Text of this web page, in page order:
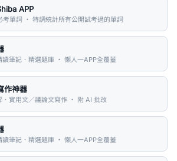
APP
考單詞 ・ 特調統計所有公開試考過的單詞
讀筆記．精選題庫 ・ 懶人一APP全覆蓋
作神器
．實用文／議論文寫作 ・ 附 AI 批改
讀筆記．精選題庫 ・ 懶人一APP全覆蓋